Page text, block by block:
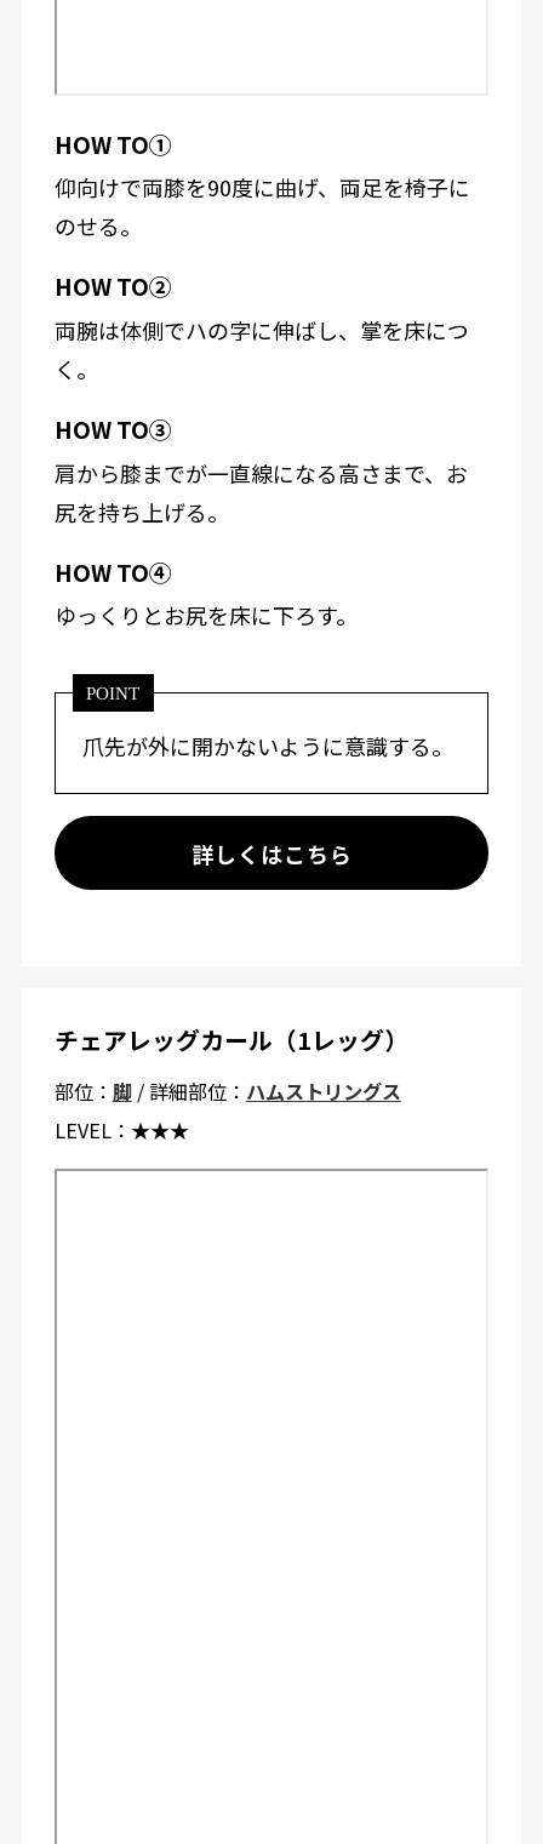
HOW TO①
仰向けで両膝を90度に曲げ、両足を椅子に
のせる。
HOW TO②
両腕は体側でハの字に伸ばし、掌を床につ
く。
HOW TO③
肩から膝までが一直線になる高さまで、お
尻を持ち上げる。
HOW TO④
ゆっくりとお尻を床に下ろす。
POINT
爪先が外に開かないように意識する。
詳しくはこちら
チェアレッグカール（1レッグ）
部位： 脚/ 詳細部位： ハムストリングス
LEVEL： ★★★